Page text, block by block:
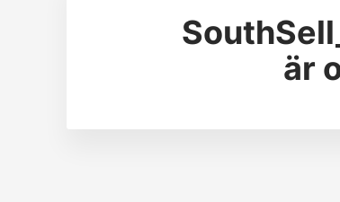
är